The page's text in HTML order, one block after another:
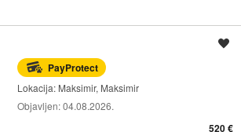
PayProtect
Lokacija: Maksimir, Maksimir
Objavljen:04.08.2026.
520 €